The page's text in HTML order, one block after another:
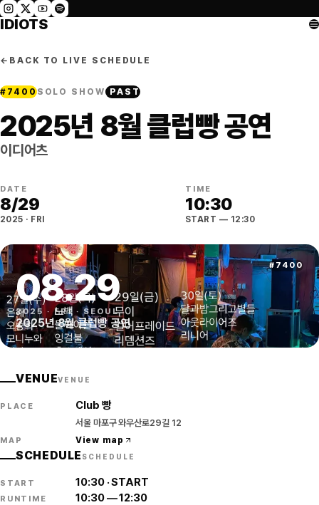
IDIOTS
← BACK TO LIVE SCHEDULE
# 7400SOLO SHOW PAST
2025년 8월 클럽빵 공연
이디어츠
DATE
8/29
2025 · FRI
TIME
10:30
START — 12:30
# 7400
08.29
2025 ·FRI·SEOUL
2025년 8월 클럽빵 공연
VENUEVENUE
PLACE Club 빵
서울 마포구 와우산로29길 12
MAP View map
SCHEDULE SCHEDULE
START 10:30·START
RUNTIME 10:30—12:30